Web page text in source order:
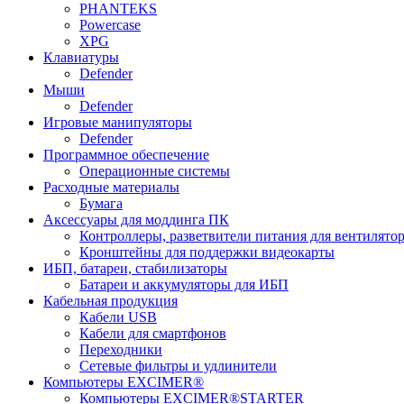
PHANTEKS
Powercase
XPG
Клавиатуры
Defender
Мыши
Defender
Игровые манипуляторы
Defender
Программное обеспечение
Операционные системы
Расходные материалы
Бумага
Аксессуары для моддинга ПК
Контроллеры, разветвители питания для
Кронштейны для поддержки видеокарты
ИБП, батареи, стабилизаторы
Батареи и аккумуляторы для ИБП
Кабельная продукция
Кабели USB
Кабели для смартфонов
Переходники
Сетевые фильтры и удлинители
Компьютеры EXCIMER®
Компьютеры EXCIMER®STARTER